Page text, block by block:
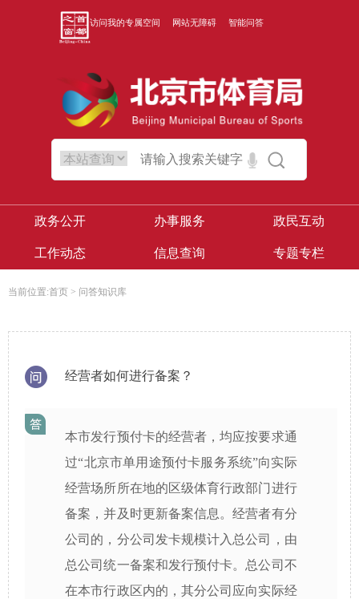
访问我的专属空间 网站无障碍 智能问答
政务公开 办事服务 政民互动
工作动态 信息查询 专题专栏
当前位置:首页 > 问答知识库
经营者如何进行备案？
本市发行预付卡的经营者，均应按要求通
过“北京市单用途预付卡服务系统”向实际
经营场所所在地的区级体育行政部门进行
备案，并及时更新备案信息。经营者有分
公司的，分公司发卡规模计入总公司，由
总公司统一备案和发行预付卡。总公司不
在本市行政区内的，其分公司应向实际经